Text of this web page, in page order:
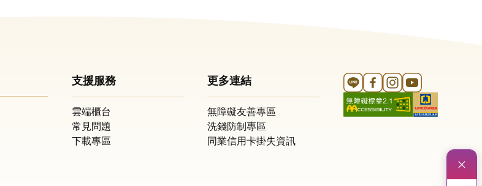
支援服務
雲端櫃台
常見問題
下載專區
更多連結
無障礙友善專區
洗錢防制專區
同業信用卡掛失資訊
Line 官方帳號
FB 官方帳號
Instagram 官方帳號
YouTube 官方帳號